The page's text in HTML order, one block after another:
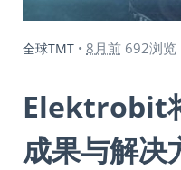
全球TMT • 8月前 692浏览
Elektrobit
成果与解决